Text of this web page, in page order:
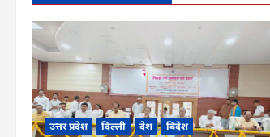
उत्तर प्रदेश दिल्ली देश विदेश